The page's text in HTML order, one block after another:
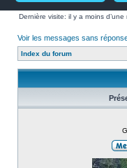
Dernière visite: il y a moins d’une
Voir les messages sans
Index du forum